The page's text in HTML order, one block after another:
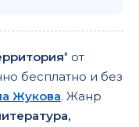
" от
бесплатно и без
Жукова. Жанр